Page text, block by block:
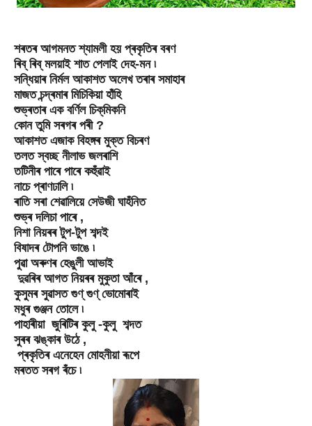
শৰতৰ আগমনত শ্যামলী হয় প্ৰকৃতিৰ বৰণ
ৰিব্ ৰিব্‌ মলয়াই শাত পেলাই দেহ-মন ৷
সন্ধিয়াৰ নিৰ্মল আকাশত অলেখ তৰাৰ সমাহাৰ
মাজত চন্দ্ৰমাৰ মিচিকিয়া হাঁহি
শুভ্ৰতাৰ এক বৰ্ণিল চিক্‌মিকনি
কোন তুমি সৰগৰ পৰী ?
আকাশত এজাক বিহঙ্গৰ মুক্ত বিচৰণ
তলত স্বচ্ছ নীলাভ জলৰাশি
তটিনীৰ পাৰে পাৰে কহুঁৱাই
নাচে প্ৰাণঢালি ৷
ৰাতি সৰা শেৱালিয়ে সেউজী ঘাহঁনিত
শুভ্ৰ দলিচা পাৰে ,
নিশা নিয়ৰৰ টুপ-টুপ শব্দই
বিষাদৰ টোপনি ভাঙে ৷
পুৱা অৰুণৰ হেঙুলী আভাই
দুৱৰিৰ আগত নিয়ৰৰ মুকুতা আঁৰে ,
কুসুমৰ সুৱাসত গুণ্ গুণ্ ভোমোৰাই
মধুৰ গুঞ্জন তোলে ৷
পাহাৰীয়া জুৰিটিৰ কুলু -কুলু শব্দত
সুৰৰ ঝঙ্কাৰ উঠে ,
প্ৰকৃতিৰ এনেহেন মোহনীয়া ৰূপে
মৰতত সৰগ ৰঁচে ৷